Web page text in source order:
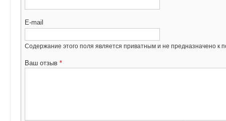
E-mail
Содержание этого поля является приватным и не предназначено к
Ваш отзыв *